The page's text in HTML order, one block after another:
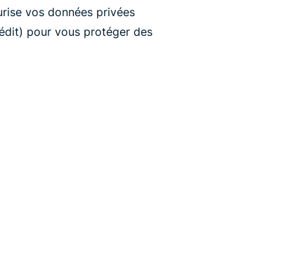
vos données privées
pour vous protéger des